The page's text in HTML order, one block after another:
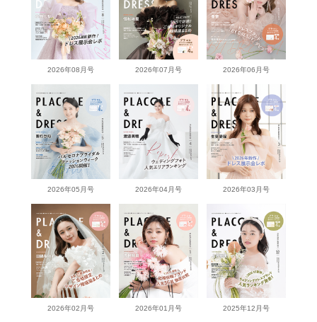
2026年08月号 2026年07月号 2026年06月号
2026年05月号 2026年04月号 2026年03月号
2026年02月号 2026年01月号 2025年12月号